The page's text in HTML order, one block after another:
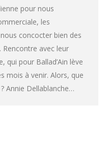
pour nous
les
concocter bien des
avec leur
qui pour Ballad’Ain lève
mois à venir. Alors, que
Annie Dellablanche…